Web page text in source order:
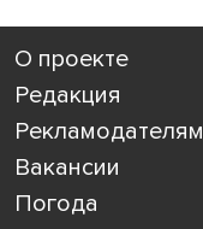
О проекте
Редакция
Рекламодателям
Вакансии
Погода